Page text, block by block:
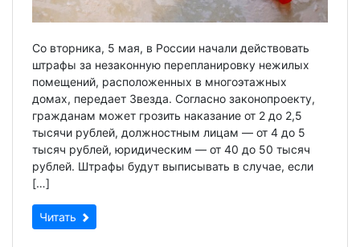
Со вторника, 5 мая, в России начали действовать
штрафы за незаконную перепланировку нежилых
помещений, расположенных в многоэтажных
домах, передает Звезда. Согласно законопроекту,
гражданам может грозить наказание от 2 до 2,5
тысячи рублей, должностным лицам — от 4 до 5
тысяч рублей, юридическим — от 40 до 50 тысяч
рублей. Штрафы будут выписывать в случае, если
[…]
Читать